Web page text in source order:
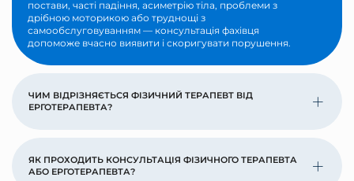
постави, часті падіння, асиметрію тіла, проблеми з
дрібною моторикою або труднощі з
самообслуговуванням — консультація фахівця
допоможе вчасно виявити і скоригувати порушення.
ЧИМ ВІДРІЗНЯЄТЬСЯ ФІЗИЧНИЙ ТЕРАПЕВТ ВІД
ЕРГОТЕРАПЕВТА?
ЯК ПРОХОДИТЬ КОНСУЛЬТАЦІЯ ФІЗИЧНОГО ТЕРАПЕВТА
АБО ЕРГОТЕРАПЕВТА?